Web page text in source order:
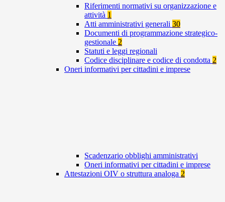
Riferimenti normativi su organizzazione e
attività 1
Atti amministrativi generali 30
Documenti di programmazione strategico-
gestionale 2
Statuti e leggi regionali
Codice disciplinare e codice di condotta 2
Oneri informativi per cittadini e imprese
Scadenzario obblighi amministrativi
Oneri informativi per cittadini e imprese
Attestazioni OIV o struttura analoga 2